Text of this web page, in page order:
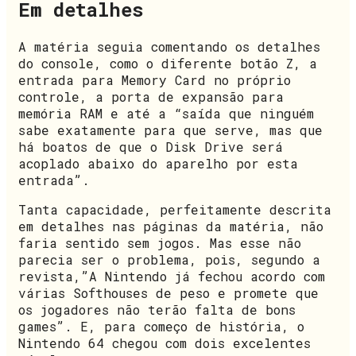
Em detalhes
A matéria seguia comentando os detalhes
do console, como o diferente botão Z, a
entrada para Memory Card no próprio
controle, a porta de expansão para
memória RAM e até a “saída que ninguém
sabe exatamente para que serve, mas que
há boatos de que o Disk Drive será
acoplado abaixo do aparelho por esta
entrada”.
Tanta capacidade, perfeitamente descrita
em detalhes nas páginas da matéria, não
faria sentido sem jogos. Mas esse não
parecia ser o problema, pois, segundo a
revista,”A Nintendo já fechou acordo com
várias Softhouses de peso e promete que
os jogadores não terão falta de bons
games”. E, para começo de história, o
Nintendo 64 chegou com dois excelentes